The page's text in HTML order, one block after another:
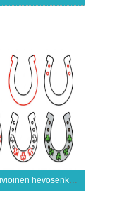
Apilakuvioinen hevosenkenkä